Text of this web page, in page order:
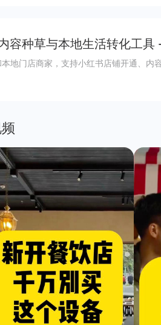
容种草与本地生活转化工具
地门店商家，支持小红书店铺开通、